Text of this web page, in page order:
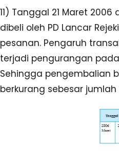
11) Tanggal 21 Maret
dibeli oleh PD Lancar
pesanan. Pengaruh
terjadi pengurangan
Sehingga pengembalian
berkurang sebesar